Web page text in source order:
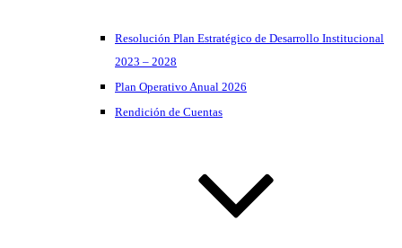
Resolución Plan Estratégico de Desarrollo Institucional
2023 – 2028
Plan Operativo Anual 2026
Rendición de Cuentas